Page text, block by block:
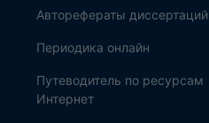
Авторефераты диссертаций
Периодика онлайн
Путеводитель по ресурсам
Интернет